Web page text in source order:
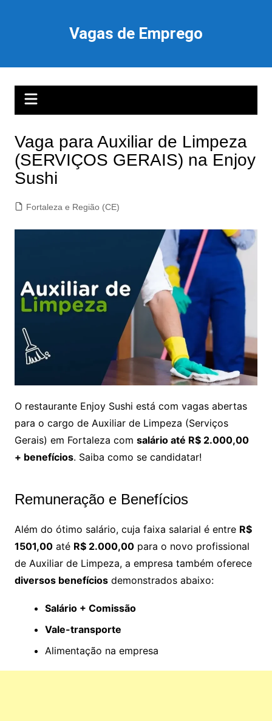
Vagas de Emprego
Vaga para Auxiliar de Limpeza
(SERVIÇOS GERAIS) na Enjoy
Sushi
Fortaleza e Região (CE)
O restaurante Enjoy Sushi está com vagas abertas
para o cargo de Auxiliar de Limpeza (Serviços
Gerais) em Fortaleza com salário até R$ 2.000,00
+ benefícios. ‎Saiba como se candidatar!
Remuneração e Benefícios
Além do ótimo salário, cuja faixa salarial é entre R$
1501,00até R$ 2.000,00para o novo profissional
de Auxiliar de Limpeza, a empresa também oferece
diversos benefíciosdemonstrados abaixo:
Salário + Comissão
Vale-transporte
Alimentação na empresa